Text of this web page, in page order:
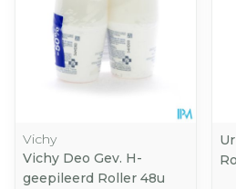
Vichy
Vichy Deo Gev. H-
geepileerd Roller 48u